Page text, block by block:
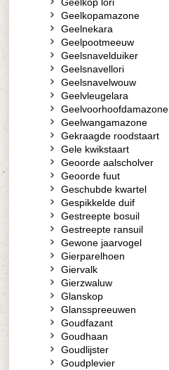
Geelkopamazone
Geelnekara
Geelpootmeeuw
Geelsnavelduiker
Geelsnavellori
Geelsnavelwouw
Geelvleugelara
Geelvoorhoofdamazone
Geelwangamazone
Gekraagde roodstaart
Gele kwikstaart
Geoorde aalscholver
Geoorde fuut
Geschubde kwartel
Gespikkelde duif
Gestreepte bosuil
Gestreepte ransuil
Gewone jaarvogel
Gierparelhoen
Giervalk
Gierzwaluw
Glanskop
Glansspreeuwen
Goudfazant
Goudhaan
Goudlijster
Goudplevier